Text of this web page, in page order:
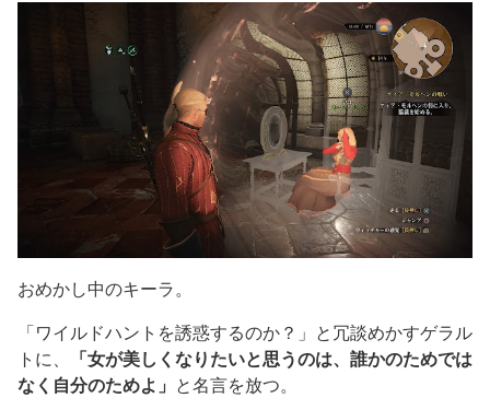
おめかし中のキーラ。
「ワイルドハントを誘惑するのか？」と冗談めかすゲラル
トに、
「女が美しくなりたいと思うのは、誰かのためでは
なく自分のためよ」 と名言を放つ。